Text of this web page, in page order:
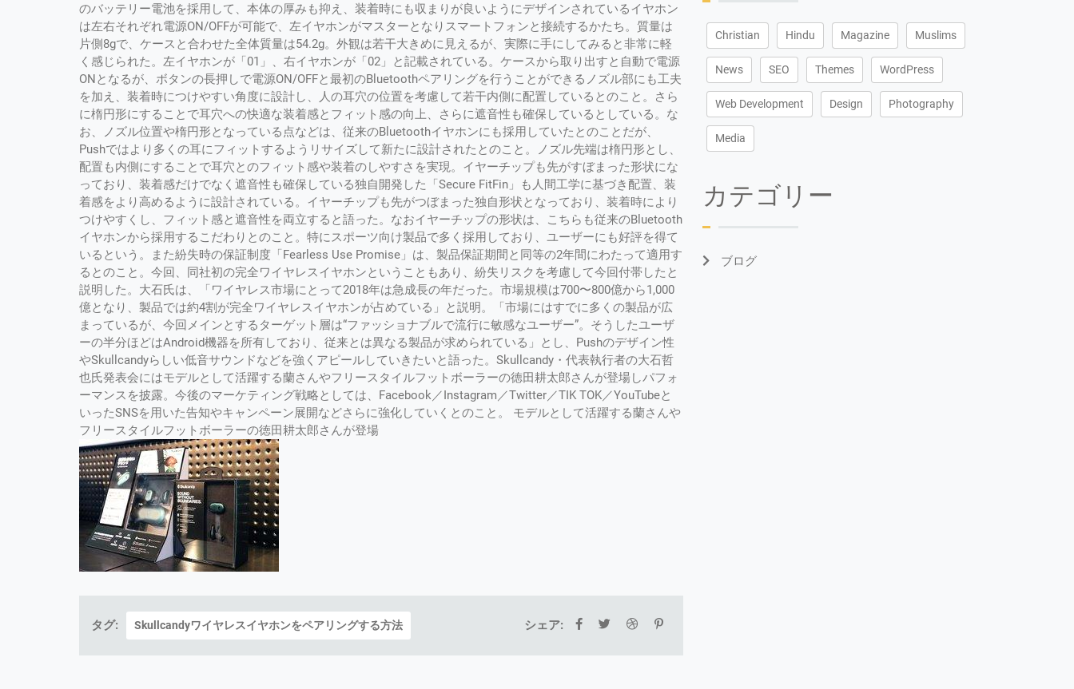
のバッテリー電池を採用して、本体の厚みも抑え、装着時にも収まりが良いようにデザインされているイヤホン
は左右それぞれ電源ON/OFFが可能で、左イヤホンがマスターとなりスマートフォンと接続するかたち。質量は
片側8gで、ケースと合わせた全体質量は54.2g。外観は若干大きめに見えるが、実際に手にしてみると非常に軽
く感じられた。左イヤホンが「01」、右イヤホンが「02」と記載されている。ケースから取り出すと自動で電源
ONとなるが、ボタンの長押しで電源ON/OFFと最初のBluetoothペアリングを行うことができるノズル部にも工夫
を加え、装着時につけやすい角度に設計し、人の耳穴の位置を考慮して若干内側に配置しているとのこと。さら
に楕円形にすることで耳穴への快適な装着感とフィット感の向上、さらに遮音性も確保しているとしている。な
お、ノズル位置や楕円形となっている点などは、従来のBluetoothイヤホンにも採用していたとのことだが、
Pushではより多くの耳にフィットするようリサイズして新たに設計されたとのこと。ノズル先端は楕円形とし、
配置も内側にすることで耳穴とのフィット感や装着のしやすさを実現。イヤーチップも先がすぼまった形状にな
っており、装着感だけでなく遮音性も確保している独自開発した「Secure FitFin」も人間工学に基づき配置、装
着感をより高めるように設計されている。イヤーチップも先がつぼまった独自形状となっており、装着時により
つけやすくし、フィット感と遮音性を両立すると語った。なおイヤーチップの形状は、こちらも従来のBluetooth
イヤホンから採用するこだわりとのこと。特にスポーツ向け製品で多く採用しており、ユーザーにも好評を得て
いるという。また紛失時の保証制度「Fearless Use Promise」は、製品保証期間と同等の2年間にわたって適用す
るとのこと。今回、同社初の完全ワイヤレスイヤホンということもあり、紛失リスクを考慮して今回付帯したと
説明した。大石氏は、「ワイヤレス市場にとって2018年は急成長の年だった。市場規模は700〜800億から1,000
億となり、製品では約4割が完全ワイヤレスイヤホンが占めている」と説明。「市場にはすでに多くの製品が広
まっているが、今回メインとするターゲット層は“ファッショナブルで流行に敏感なユーザー”。そうしたユーザ
ーの半分ほどはAndroid機器を所有しており、従来とは異なる製品が求められている」とし、Pushのデザイン性
やSkullcandyらしい低音サウンドなどを強くアピールしていきたいと語った。Skullcandy・代表執行者の大石哲
也氏発表会にはモデルとして活躍する蘭さんやフリースタイルフットボーラーの徳田耕太郎さんが登場しパフォ
ーマンスを披露。今後のマーケティング戦略としては、Facebook／Instagram／Twitter／TIK TOK／YouTubeと
いったSNSを用いた告知やキャンペーン展開などさらに強化していくとのこと。 モデルとして活躍する蘭さんや
フリースタイルフットボーラーの徳田耕太郎さんが登場
タグ: Skullcandyワイヤレスイヤホンをペアリングする方法 シェア:
Christian Hindu Magazine Muslims
News SEO Themes WordPress
Web Development Design Photography
Media
カテゴリー
ブログ